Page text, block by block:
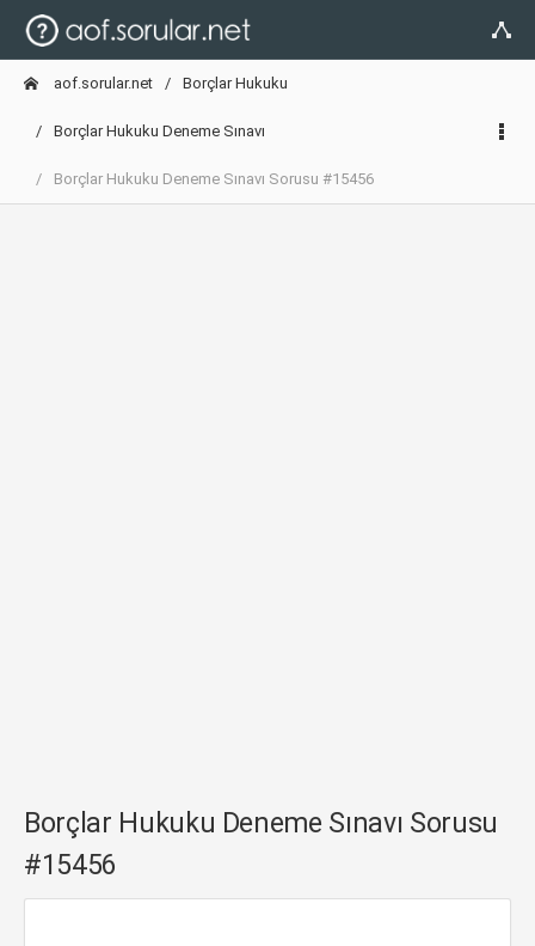
aof.sorular.net Borçlar Hukuku
Borçlar Hukuku Deneme Sınavı
Borçlar Hukuku Deneme Sınavı Sorusu #15456
Borçlar Hukuku Deneme Sınavı Sorusu
#15456